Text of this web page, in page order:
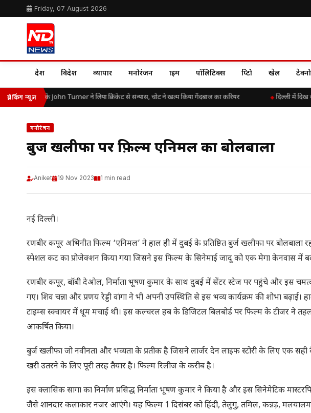
Friday, 07 August 2026
देश विदेश व्यापार मनोरंजन क्राइम पॉलिटिक्स क्रिप्टो खेल
ब्रेकिंग न्यूज़
उम्र में इंग्लैंड के John Turner ने लिया क्रिकेट से संन्यास, चोट ने खत्म किया गेंदबाज का करियर दिल्ली में दिख
मनोरंजन
बुर्ज खलीफा पर फ़िल्म एनिमल का बोलबाला
Aniket 19 Nov 2023 1 min read
नई दिल्ली।
रणबीर कपूर अभिनीत फिल्म ‘एनिमल’ ने हाल ही में दुबई के प्रतिष्ठित बुर्ज खलीफा पर
स्पेशल कट का प्रोजेक्शन किया गया जिसने इस फिल्म के सिनेमाई जादू को एक मेगा केनवास में
रणबीर कपूर, बॉबी देओल, निर्माता भूषण कुमार के साथ दुबई में सेंटर स्टेज पर पहुंचे और इस
गए। शिव चन्ना और प्रणय रेड्डी वांगा ने भी अपनी उपस्थिति से इस भव्य कार्यक्रम की शोभा बढ़ाई।
टाइम्स स्क्वायर में धूम मचाई थी। इस कल्चरल हब के डिजिटल बिलबोर्ड पर फिल्म के टीजर ने
आकर्षित किया।
बुर्ज खलीफा जो नवीनता और भव्यता के प्रतीक है जिसने लार्जर देन लाइफ स्टोरी के लिए एक
खरी उतरने के लिए पूरी तरह तैयार है। फिल्म रिलीज के करीब है।
इस क्लासिक सागा का निर्माण प्रसिद्ध निर्माता भूषण कुमार ने किया है और इस सिनेमेटिक
जैसे शानदार कलाकार नजर आएंगे। यह फिल्म 1 दिसंबर को हिंदी, तेलुगु, तमिल, कन्नड़, मलयालम